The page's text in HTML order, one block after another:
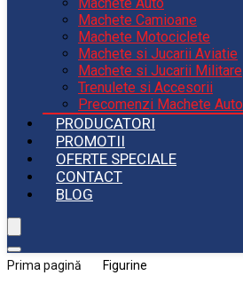
Machete Camioane
Machete Motociclete
Machete si Jucarii Aviatie
Machete si Jucarii Militare
Trenulete si Accesorii
Precomenzi Machete Auto
PRODUCATORI
PROMOTII
OFERTE SPECIALE
CONTACT
BLOG
Prima pagină Figurine